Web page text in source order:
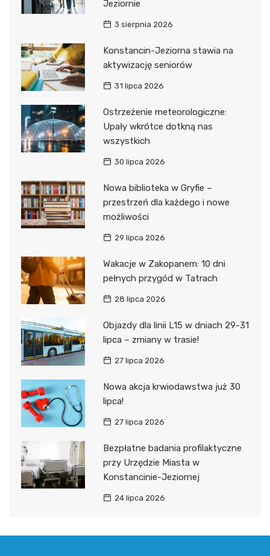
Jeziornie
3 sierpnia 2026
Konstancin-Jeziorna stawia na
aktywizację seniorów
31 lipca 2026
Ostrzeżenie meteorologiczne:
Upały wkrótce dotkną nas
wszystkich
30 lipca 2026
Nowa biblioteka w Gryfie –
przestrzeń dla każdego i nowe
możliwości
29 lipca 2026
Wakacje w Zakopanem: 10 dni
pełnych przygód w Tatrach
28 lipca 2026
Objazdy dla linii L15 w dniach 29-31
lipca – zmiany w trasie!
27 lipca 2026
Nowa akcja krwiodawstwa już 30
lipca!
27 lipca 2026
Bezpłatne badania profilaktyczne
przy Urzędzie Miasta w
Konstancinie-Jeziornej
24 lipca 2026